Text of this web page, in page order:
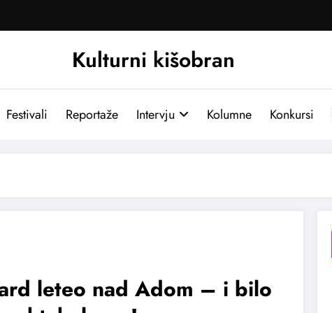
Kulturni kišobran
Festivali Reportaže Intervju Kolumne Konkursi
leteo nad Adom – i bilo